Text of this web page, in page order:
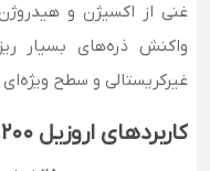
غنی از اکسیژن و
واکنش ذره‌های بسیار
غیرکریستالی و سطح ویژه‌ای بین ۱۹۰ تا ۲۱۰ متر مربع بر
کاربردهای اروزیل ۲۰۰